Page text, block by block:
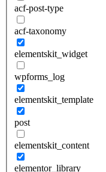
acf-post-type
acf-taxonomy
elementskit_widget
wpforms_log
elementskit_template
post
elementskit_content
elementor_library